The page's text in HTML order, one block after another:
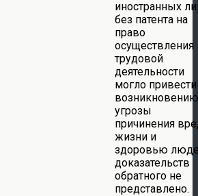
иностранных
без патента на
право
осуществления
трудовой
деятельности
могло
возникновению
угрозы
причинения
жизни и
здоровью
доказательств
обратного не
представлено.